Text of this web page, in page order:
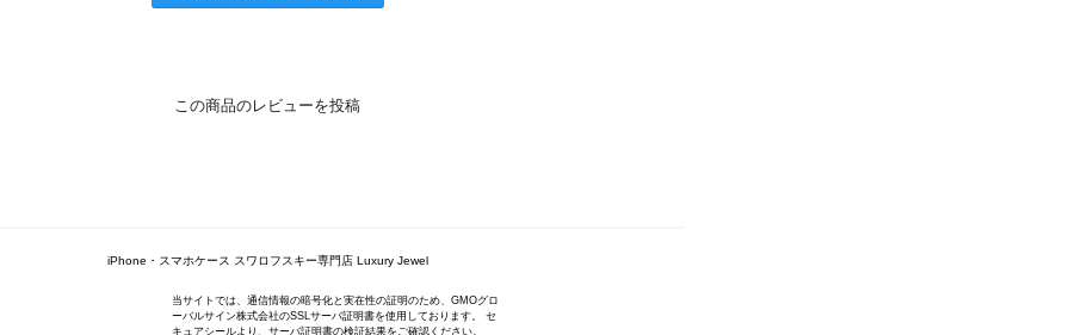
この商品のレビューを投稿
iPhone・スマホケース スワロフスキー専門店 Luxury Jewel
当サイトでは、通信情報の暗号化と実在性の証明のため、GMOグロ
ーバルサイン株式会社のSSLサーバ証明書を使用しております。 セ
キュアシールより、サーバ証明書の検証結果をご確認ください。